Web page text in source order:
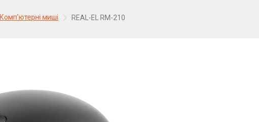
Комп'ютерні миші REAL-EL RM-210